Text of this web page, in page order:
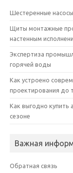
Шестеренные
Щиты монтажные
настенным
Экспертиза
горячей воды
Как устроено
проектирования до
Как выгодно купить
сезоне
Важная
Обратная связь